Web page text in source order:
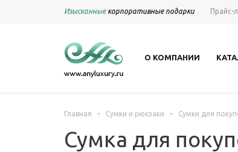
Изысканныекорпоративные подарки Прайс-
О КОМПАНИИ
Главная - Сумки и рюкзаки - Сумки для
Сумка для